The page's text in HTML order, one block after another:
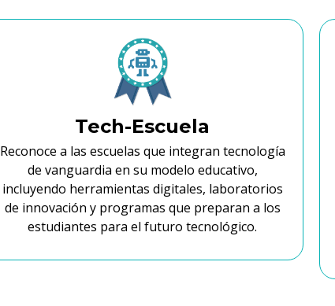
Tech-Escuela
Reconoce a las escuelas que integran tecnología
de vanguardia en su modelo educativo,
incluyendo herramientas digitales, laboratorios
de innovación y programas que preparan a los
estudiantes para el futuro tecnológico.